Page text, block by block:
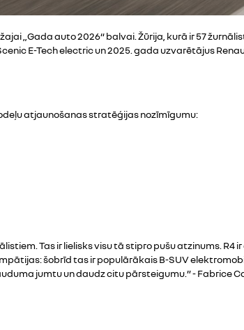
„Gada auto 2026“ balvai. Žūrija, kurā ir 57
E-Tech electric un 2025. gada uzvarētājus
atjaunošanas stratēģijas nozīmīgumu:
Tas ir lielisks visu tā stipro pušu atzinums.
šobrīd tas ir populārākais B-SUV
jumtu un daudz citu pārsteigumu.” - Fabrice